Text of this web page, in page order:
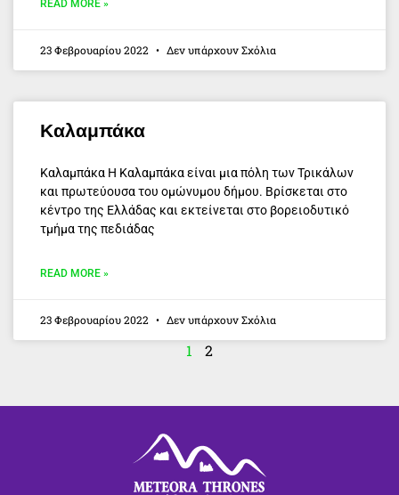
READ MORE »
23 Φεβρουαρίου 2022 Δεν υπάρχουν Σχόλια
Καλαμπάκα
Καλαμπάκα Η Καλαμπάκα είναι μια πόλη των Τρικάλων
και πρωτεύουσα του ομώνυμου δήμου. Βρίσκεται στο
κέντρο της Ελλάδας και εκτείνεται στο βορειοδυτικό
τμήμα της πεδιάδας
READ MORE »
23 Φεβρουαρίου 2022 Δεν υπάρχουν Σχόλια
1 2